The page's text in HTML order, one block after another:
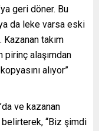
geri döner. Bu
da leke varsa eski
takım
pirinç alaşımdan
alıyor”
ve kazanan
belirterek, “Biz şimdi